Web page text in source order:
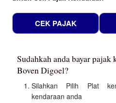
Sudahkah anda bayar pajak
Boven Digoel?
Silahkan Pilih Plat
kendaraan anda